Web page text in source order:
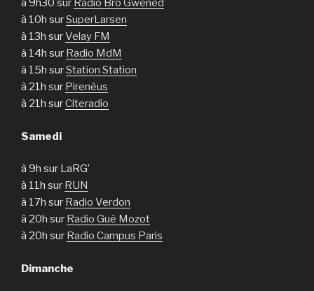
à 9h30 sur Radio Bro Gwened
à 10h surSuperLarsen
à 13h surVelay FM
à 14h sur Radio MdM
à 15h surStation Station
à 21h sur Pirenèus
à 21h surCiteradio
Samedi
à 9h sur LaRG’
à 11h sur RUN
à 17h sur Radio Verdon
à 20h sur Radio Gué Mozot
à 20h sur Radio Campus Paris
Dimanche